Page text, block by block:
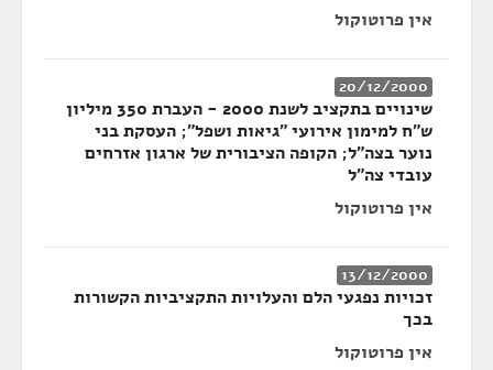
אין פרוטוקול
20/12/2000
שינויים בתקציב לשנת 2000 - העברת 350 מיליון
ש"ח למימון אירועי "גיאות ושפל"; העסקת בני
נוער בצה"ל; הקופה הציבורית של ארגון אזרחים
עובדי צה"ל
אין פרוטוקול
13/12/2000
זכויות נפגעי הלם והעלויות התקציביות הקשורות
בכך
אין פרוטוקול